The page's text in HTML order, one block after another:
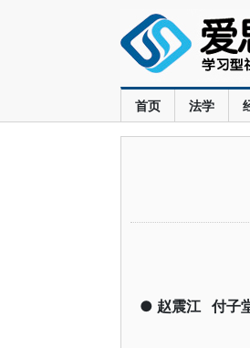
首页 法学
● 赵震江 付子